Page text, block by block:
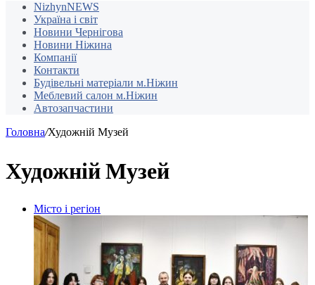
NizhynNEWS
Україна і світ
Новини Чернігова
Новини Ніжина
Компанії
Контакти
Будівельні матеріали м.Ніжин
Меблевий салон м.Ніжин
Автозапчастини
Головна/Художній Музей
Художній Музей
Місто і регіон